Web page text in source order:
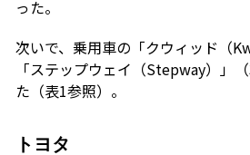
った。
次いで、乗用車の「クウィッド（
「ステップウェイ（Stepway）」
た（表1参照）。
トヨタ